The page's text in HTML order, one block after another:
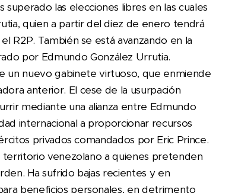
las elecciones libres en las cuales
quien a partir del diez de enero tendrá
R2P. También se está avanzando en la
por Edmundo González Urrutia.
un nuevo gabinete virtuoso, que enmiende
anterior. El cese de la usurpación
mediante una alianza entre Edmundo
internacional a proporcionar recursos
privados comandados por Eric Prince.
territorio venezolano a quienes pretenden
Ha sufrido bajas recientes y en
beneficios personales, en detrimento